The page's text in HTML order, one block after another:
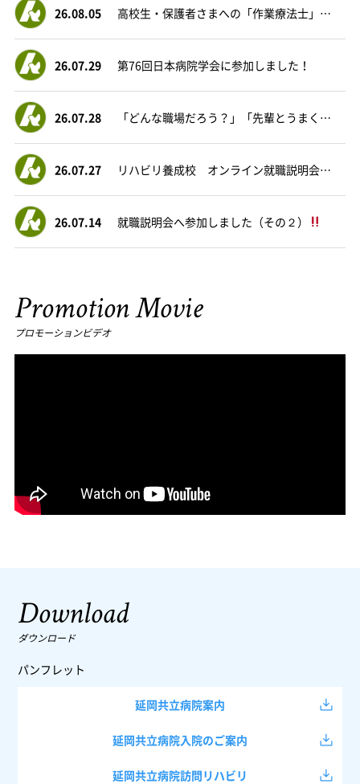
26.08.05 高校生・保護者さまへの「作業療法士」業務の紹介と経験談について
26.07.29 第76回日本病院学会に参加しました！
26.07.28 「どんな職場だろう？」「先輩とうまくやっていけるかな？」
26.07.27 リハビリ養成校 オンライン就職説明会に参加しました
26.07.14 就職説明会へ参加しました（その２）
Promotion Movie
プロモーションビデオ
Download
ダウンロード
パンフレット
延岡共立病院案内
延岡共立病院入院のご案内
延岡共立病院訪問リハビリ